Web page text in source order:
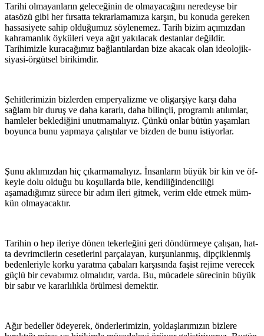
Tarihi olmayanların geleceğinin de olmaya­ca­ğını neredeyse bir
atasözü gibi her fırsatta tekrar­­lamamıza karşın, bu konuda gereken
hassasi­­yete sahip olduğumuz söylenemez. Tarih bizim açı­mızdan
kahramanlık öyküleri veya ağıt yakı­lacak des­tanlar değildir.
Tarihimizle kuracağımız bağ­lantılardan bize akacak olan ideolojik-
siyasi-örgütsel birikimdir.
Şehitlerimizin bizlerden emperyalizme ve oligarşiye karşı daha
sağlam bir duruş ve daha kararlı, daha bi­­linçli, programlı atı­lımlar,
hamleler beklediğini unutmamalıyız. Çün­kü onlar bütün yaşamları
boyunca bunu yapmaya çalıştılar ve bizden de bunu istiyorlar.
Şunu aklımızdan hiç çıkarma­ma­lıyız. İnsanların büyük bir kin ve öf­­
keyle dolu olduğu bu koşullarda bile, kendiliğindenciliği
aşamadığımız sürece bir adım ileri git­­mek, verim el­de etmek müm­
kün ol­ma­yacaktır.
Tarihin o hep ileriye dönen teker­le­­ğini geri dön­­dürmeye çalışan, hat­
ta devrimci­lerin cesetlerini parçalayan, kur­­şunlanmış, dip­çiklenmiş
beden­le­riyle korku yaratma çabaları karşısında faşist reji­­me verecek
güçlü bir cevabımız ol­­ma­­­­lıdır, varda. Bu, mü­cadele süreci­­nin büyük
bir sabır ve kararlılıkla ö­­rülmesi demektir.
Ağır bedeller ödeyerek, önderlerimizin, yol­­­­­daşlarımızın bizlere